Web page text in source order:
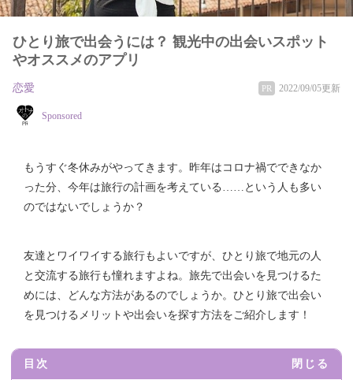
ひとり旅で出会うには？ 観光中の出会いスポット
やオススメのアプリ
恋愛 PR 2022/09/05更新
Sponsored
もうすぐ冬休みがやってきます。昨年はコロナ禍でできなか
った分、今年は旅行の計画を考えている……という人も多い
のではないでしょうか？
友達とワイワイする旅行もよいですが、ひとり旅で地元の人
と交流する旅行も憧れますよね。旅先で出会いを見つけるた
めには、どんな方法があるのでしょうか。ひとり旅で出会い
を見つけるメリットや出会いを探す方法をご紹介します！
目次 閉じる